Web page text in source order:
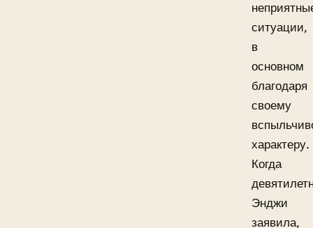
ситуации,
в
основном
благодаря
своему
характеру.
Когда
Энджи
заявила,